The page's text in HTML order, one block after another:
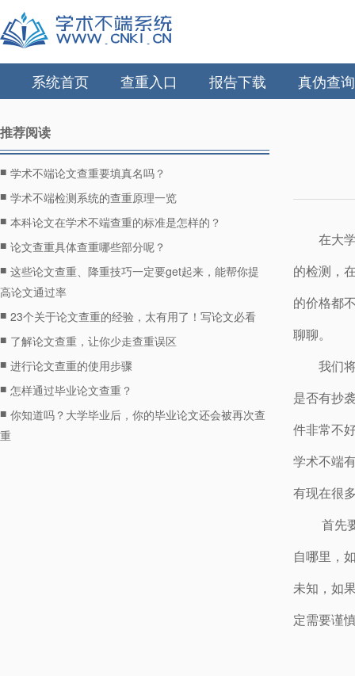
系统首页 查重入口 报告下载 真伪查询
推荐阅读
■ 学术不端论文查重要填真名吗？
■ 学术不端检测系统的查重原理一览
■ 本科论文在学术不端查重的标准是怎样的？
■ 论文查重具体查重哪些部分呢？
■ 这些论文查重、降重技巧一定要get起来，能帮你提
高论文通过率
■ 23个关于论文查重的经验，太有用了！写论文必看
■ 了解论文查重，让你少走查重误区
■ 进行论文查重的使用步骤
■ 怎样通过毕业论文查重？
■ 你知道吗？大学毕业后，你的毕业论文还会被再次查
重
在大
的检测，
的价格都
聊聊。
我们
是否有抄
件非常不
学术不端
有现在很
首先
自哪里，
未知，如
定需要谨